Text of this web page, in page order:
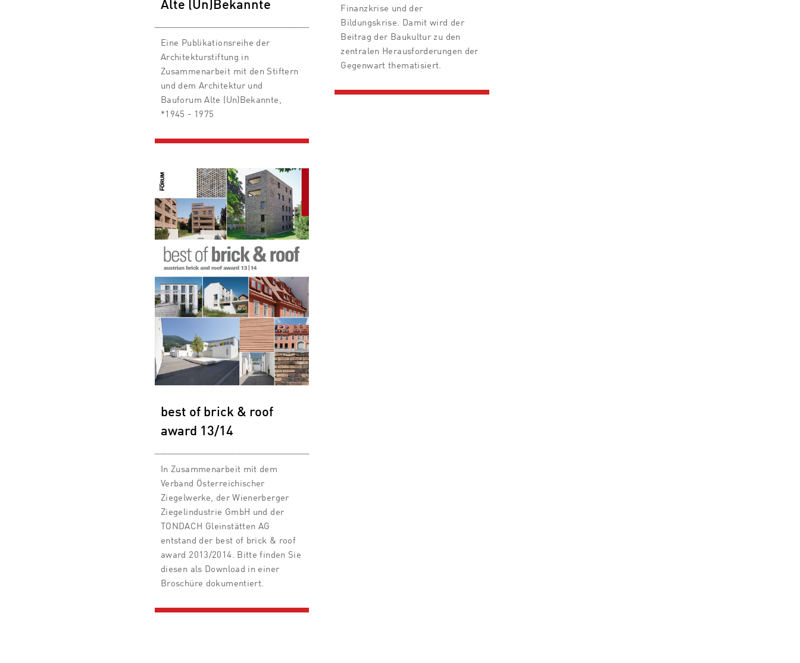
Alte (Un)Bekannte
Eine Publikationsreihe der
Architekturstiftung in
Zusammenarbeit mit den Stiftern
und dem Architektur und
Bauforum Alte (Un)Bekannte,
*1945 - 1975
best of brick & roof
award 13/14
In Zusammenarbeit mit dem
Verband Österreichischer
Ziegelwerke, der Wienerberger
Ziegelindustrie GmbH und der
TONDACH Gleinstätten AG
entstand der best of brick & roof
award 2013/2014. Bitte finden Sie
diesen als Download in einer
Broschüre dokumentiert.
Finanzkrise und der
Bildungskrise. Damit wird der
Beitrag der Baukultur zu den
zentralen Herausforderungen der
Gegenwart thematisiert.